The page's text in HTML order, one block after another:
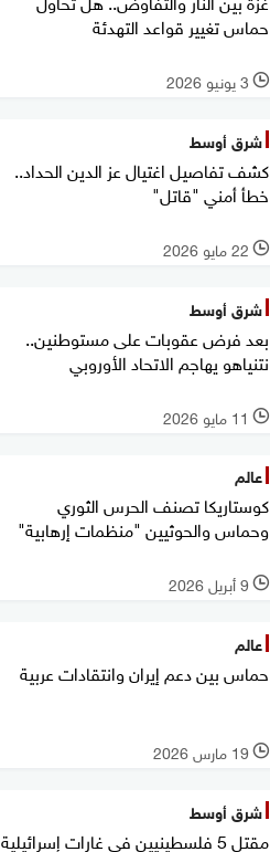
حماس تغيير قواعد التهدئة
l 3 يونيو 2026
شرق أوسط
كشف تفاصيل اغتيال عز الدين الحداد..
خطأ أمني "قاتل"
l 22 مايو 2026
شرق أوسط
بعد فرض عقوبات على مستوطنين..
نتنياهو يهاجم الاتحاد الأوروبي
l 11 مايو 2026
عالم
كوستاريكا تصنف الحرس الثوري
وحماس والحوثيين "منظمات إرهابية"
l 9 أبريل 2026
عالم
حماس بين دعم إيران وانتقادات عربية
l 19 مارس 2026
شرق أوسط
مقتل 5 فلسطينيين في غارات إسرائيلية